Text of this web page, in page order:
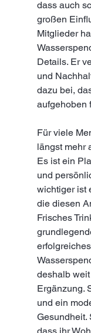
dass auch
großen
Mitglieder
Details. Er
und
dazu bei,
aufgehoben
Für viele
längst mehr
Es ist ein
und
wichtiger ist
die diesen
Frisches
deshalb
Ergänzung.
und ein
Gesundheit.
dass ihr